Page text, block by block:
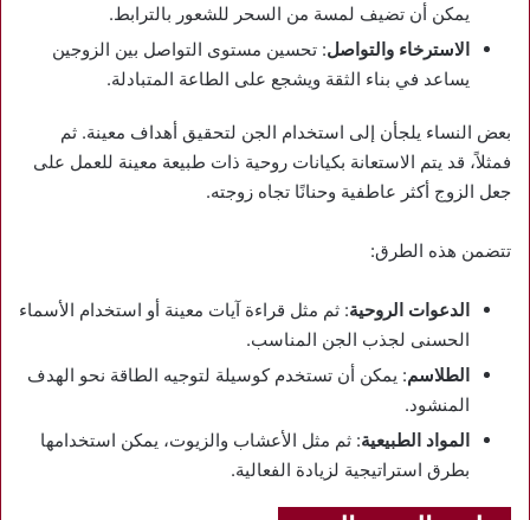
يمكن أن تضيف لمسة من السحر للشعور بالترابط.
الاسترخاء والتواصل: تحسين مستوى التواصل بين الزوجين
يساعد في بناء الثقة ويشجع على الطاعة المتبادلة.
بعض النساء يلجأن إلى استخدام الجن لتحقيق أهداف معينة. ثم
فمثلاً، قد يتم الاستعانة بكيانات روحية ذات طبيعة معينة للعمل على
جعل الزوج أكثر عاطفية وحنانًا تجاه زوجته.
تتضمن هذه الطرق:
الدعوات الروحية: ثم مثل قراءة آيات معينة أو استخدام الأسماء
الحسنى لجذب الجن المناسب.
الطلاسم: يمكن أن تستخدم كوسيلة لتوجيه الطاقة نحو الهدف
المنشود.
المواد الطبيعية: ثم مثل الأعشاب والزيوت، يمكن استخدامها
بطرق استراتيجية لزيادة الفعالية.